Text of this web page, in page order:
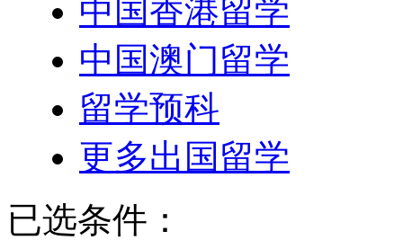
中国香港留学
中国澳门留学
留学预科
更多出国留学
已选条件：